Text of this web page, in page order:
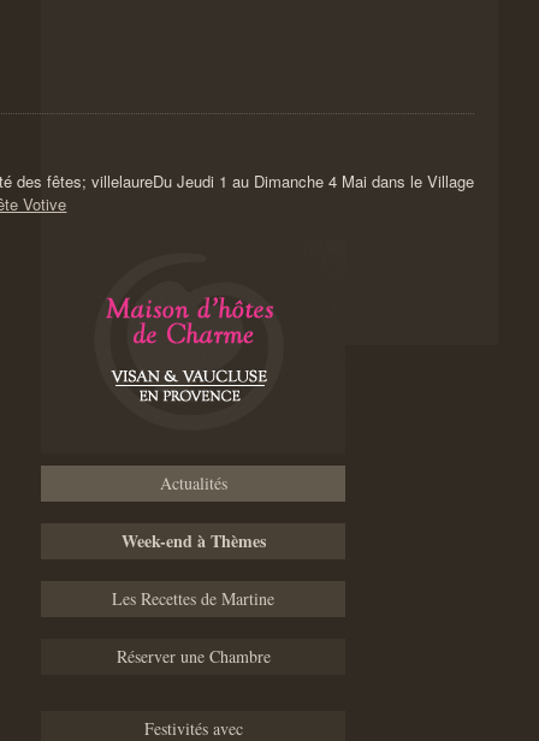
Du Jeudi 1 au Dimanche 4 Mai dans le Village
Votive
Actualités
Week-end à Thèmes
Les Recettes de Martine
Réserver une Chambre
Festivités avec